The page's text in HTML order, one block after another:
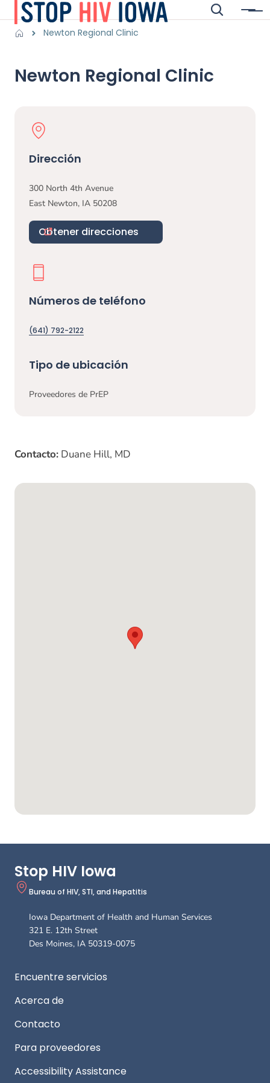
Saltar al contenido principal BuscarMenú
BreadcrumbsNewton Regional Clinic
Newton Regional Clinic
Contacto: Duane Hill, MD
Mapa de Google
Physical Location
Dirección
300 North 4th Avenue
East Newton, IA 50208
Obtener direcciones
Números de teléfono
(641) 792-2122
Tipo de ubicación
Proveedores de PrEP
Stop HIV Iowa
Bureau of HIV, STI, and Hepatitis
Iowa Department of Health and Human Services
321 E. 12th Street
Des Moines, IA 50319-0075
Footer
Encuentre servicios
Acerca de
Contacto
Para proveedores
Accessibility Assistance